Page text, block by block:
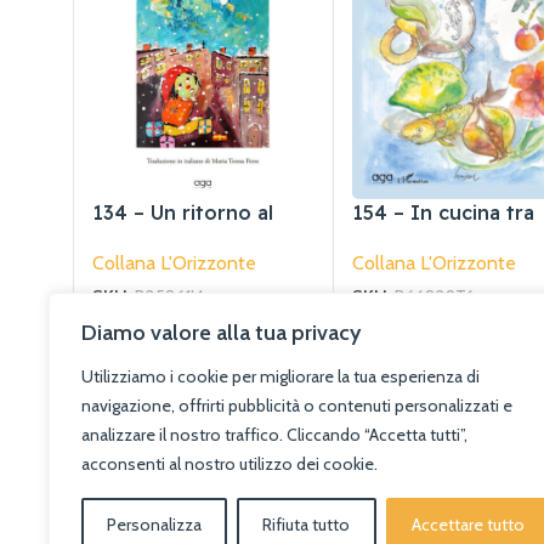
Diamo valore alla tua privacy
Utilizziamo i cookie per migliorare la tua esperienza di
navigazione, offrirti pubblicità o contenuti personalizzati e
analizzare il nostro traffico. Cliccando “Accetta tutti”,
acconsenti al nostro utilizzo dei cookie.
Personalizza Rifiuta tutto Accettare tutto
134 – Un ritorno al
Collana L'Orizzonte
SKU: B25861J4
€
Aggiungi Al Carrello
154 – In cucina tra
Collana L'Orizzonte
SKU: B66829T6
Aggiungi Al Carrello